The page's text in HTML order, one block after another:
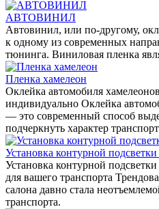
АВТОВИНИЛ
Автовинил, или по-другому,
к одному из современных
тюнинга. Виниловая пленка
Пленка хамелеон
Оклейка автомобиля
индивидуально Оклейка
— это современный способ
подчеркнуть характер
Установка контурной подсветки
Установка контурной
для вашего транспорта
салона давно стала
транспорта.